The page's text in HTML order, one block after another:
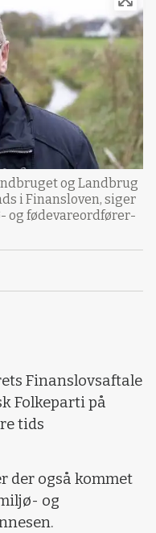
og Landbrug
i Finansloven, siger
og fødevareordfører-
Finanslovsaftale
Folkeparti på
tids
der også kommet
og